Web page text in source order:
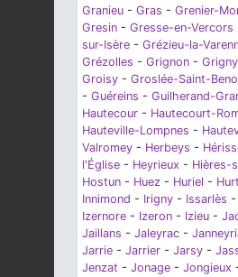
Granieu - Gras - Grenier-
Gresin - Gresse-en-Vercors
sur-Isère - Grézieu-la-
Grézolles - Grignon - Grigny
Groisy - Groslée-Saint-
- Guéreins - Guilherand-
Hautecour - Hautecourt-
Hauteville-Lompnes -
Valromey - Herbeys -
l'Église - Heyrieux - Hières-
Hostun - Huez - Huriel -
Innimond - Irigny - Issarlès -
Izernore - Izeron - Izieu -
Jaillans - Jaleyrac -
Jarrie - Jarrier - Jarsy -
Jenzat - Jonage - Jongieux